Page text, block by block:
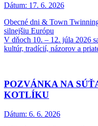
Dátum: 17. 6. 2026
Obecné dni & Town
silnejšiu Európu
V dňoch 10. – 12. júla 2026
kultúr, tradícií, názorov a
POZVÁNKA NA
KOTLÍKU
Dátum: 6. 6. 2026